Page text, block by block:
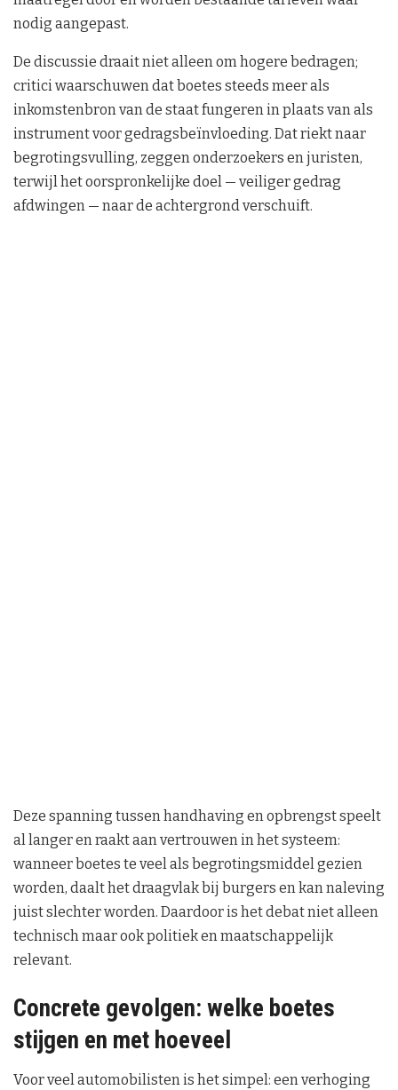
nodig aangepast.
De discussie draait niet alleen om hogere bedragen;
critici waarschuwen dat boetes steeds meer als
inkomstenbron van de staat fungeren in plaats van als
instrument voor gedragsbeïnvloeding. Dat riekt naar
begrotingsvulling, zeggen onderzoekers en juristen,
terwijl het oorspronkelijke doel — veiliger gedrag
afdwingen — naar de achtergrond verschuift.
Deze spanning tussen handhaving en opbrengst speelt
al langer en raakt aan vertrouwen in het systeem:
wanneer boetes te veel als begrotingsmiddel gezien
worden, daalt het draagvlak bij burgers en kan naleving
juist slechter worden. Daardoor is het debat niet alleen
technisch maar ook politiek en maatschappelijk
relevant.
Concrete gevolgen: welke boetes
stijgen en met hoeveel
Voor veel automobilisten is het simpel: een verhoging